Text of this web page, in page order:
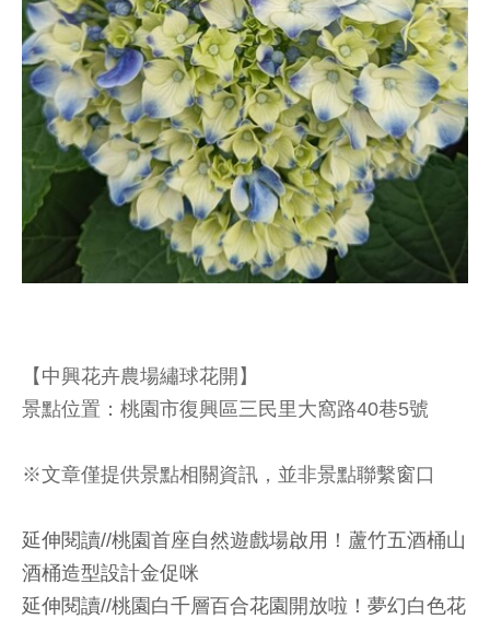
【中興花卉農場繡球花開】
景點位置：桃園市復興區三民里大窩路40巷5號
※文章僅提供景點相關資訊，並非景點聯繫窗口
延伸閱讀//桃園首座自然遊戲場啟用！蘆竹五酒桶山
酒桶造型設計金促咪
延伸閱讀//桃園白千層百合花園開放啦！夢幻白色花